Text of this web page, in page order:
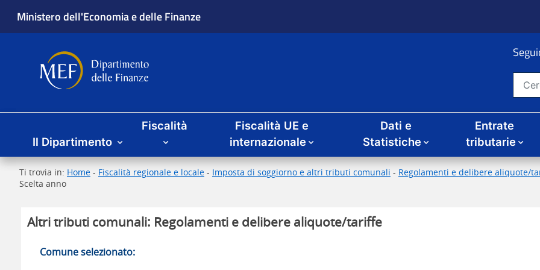
Ministero dell'Economia e delle Finanze
Dipartimento delle Finanze Cerca nel
Menu principale
Il Dipartimento
Fiscalità
Fiscalità UE e
internazionale
Dati e
Statistiche
Entrate
tributarie
Ti trovia in: Home - Fiscalità regionale e locale - Imposta di soggiorno e altri tributi comunali - Regolamenti e delibere aliquote/
Scelta anno
Altri tributi comunali: Regolamenti e delibere aliquote/tariffe
Comune selezionato: